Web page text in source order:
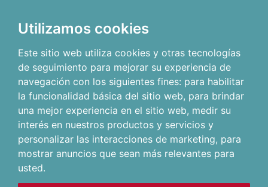
Utilizamos cookies
Este sitio web utiliza cookies y otras tecnologías
de seguimiento para mejorar su experiencia de
navegación con los siguientes fines: para habilitar
la funcionalidad básica del sitio web, para brindar
una mejor experiencia en el sitio web, medir su
interés en nuestros productos y servicios y
personalizar las interacciones de marketing, para
mostrar anuncios que sean más relevantes para
usted.